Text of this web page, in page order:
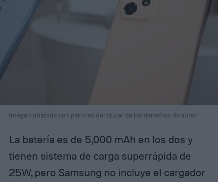
Imagen utilizada con permiso del titular de los derechos de autor
La batería es de 5,000 mAh en los dos y
tienen sistema de carga superrápida de
25W, pero Samsung no incluye el cargador